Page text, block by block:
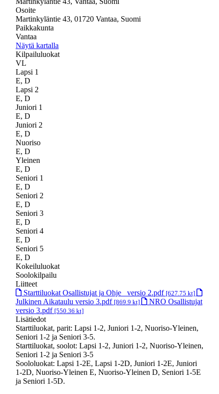
Osoite
Martinkyläntie 43, 01720 Vantaa, Suomi
Paikkakunta
Vantaa
Näytä kartalla
Kilpailuluokat
VL
Lapsi 1
E, D
Lapsi 2
E, D
Juniori 1
E, D
Juniori 2
E, D
Nuoriso
E, D
Yleinen
E, D
Seniori 1
E, D
Seniori 2
E, D
Seniori 3
E, D
Seniori 4
E, D
Seniori 5
E, D
Kokeiluluokat
Soolokilpailu
Liitteet
Starttiluokat Osallistujat ja Ohje _versio 2.pdf [627.75 kt]
Julkinen Aikataulu versio 3.pdf [869.9 kt]
NRO Osallistujat
versio 3.pdf [550.36 kt]
Lisätiedot
Starttiluokat, parit: Lapsi 1-2, Juniori 1-2, Nuoriso-Yleinen,
Seniori 1-2 ja Seniori 3-5.
Starttiluokat, soolot: Lapsi 1-2, Juniori 1-2, Nuoriso-Yleinen,
Seniori 1-2 ja Seniori 3-5
Soololuokat: Lapsi 1-2E, Lapsi 1-2D, Juniori 1-2E, Juniori
1-2D, Nuoriso-Yleinen E, Nuoriso-Yleinen D, Seniori 1-5E
ja Seniori 1-5D.